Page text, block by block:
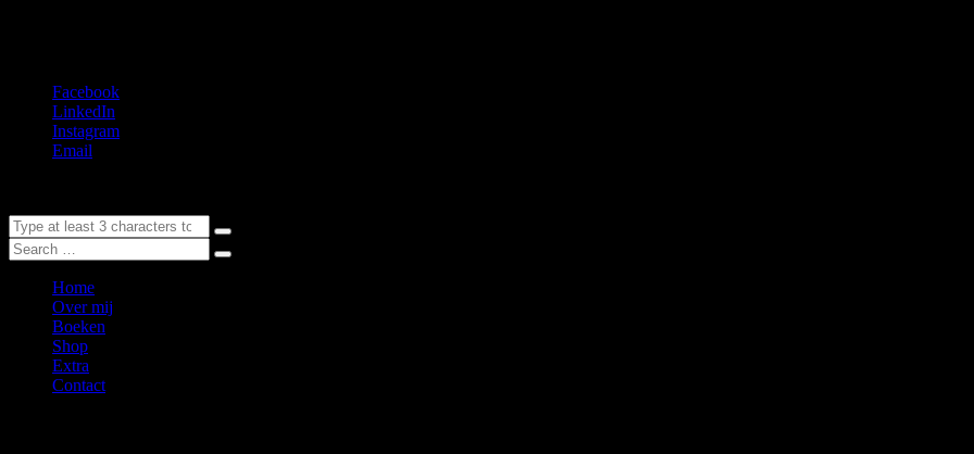
Facebook
LinkedIn
Instagram
Email
Home
Over mij
Boeken
Shop
Extra
Contact